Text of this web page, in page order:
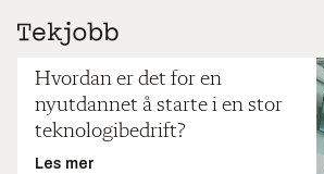
Hvordan er det for en
nyutdannet å starte i en stor
teknologibedrift?
Les mer